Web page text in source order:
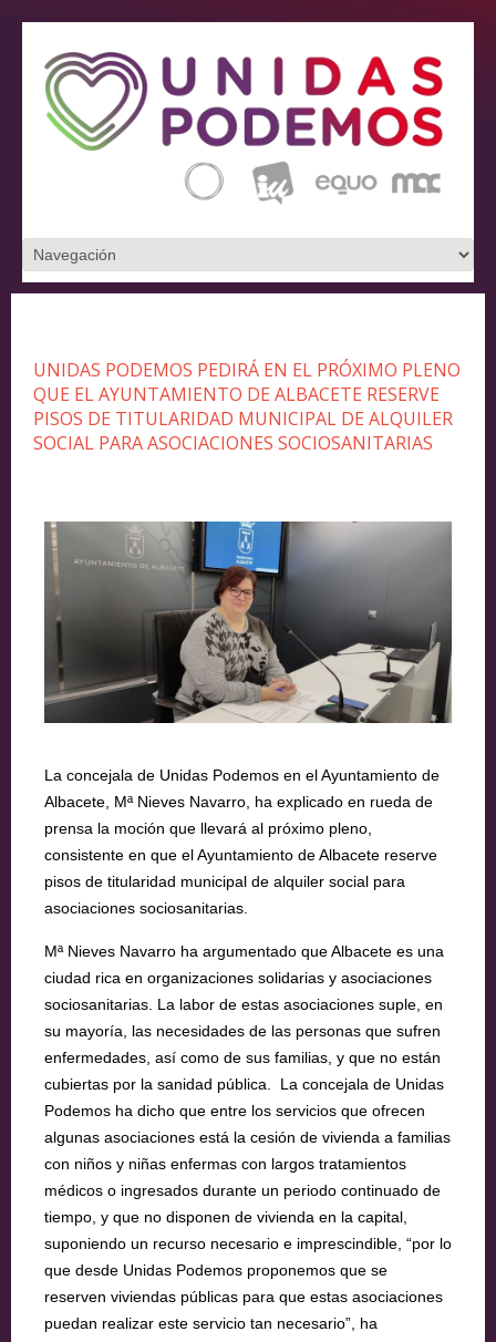
UNIDAS PODEMOS PEDIRÁ EN EL PRÓXIMO PLENO
QUE EL AYUNTAMIENTO DE ALBACETE RESERVE
PISOS DE TITULARIDAD MUNICIPAL DE ALQUILER
SOCIAL PARA ASOCIACIONES SOCIOSANITARIAS
La concejala de Unidas Podemos en el Ayuntamiento de
Albacete, Mª Nieves Navarro, ha explicado en rueda de
prensa la moción que llevará al próximo pleno,
consistente en que el Ayuntamiento de Albacete reserve
pisos de titularidad municipal de alquiler social para
asociaciones sociosanitarias.
Mª Nieves Navarro ha argumentado que Albacete es una
ciudad rica en organizaciones solidarias y asociaciones
sociosanitarias. La labor de estas asociaciones suple, en
su mayoría, las necesidades de las personas que sufren
enfermedades, así como de sus familias, y que no están
cubiertas por la sanidad pública. La concejala de Unidas
Podemos ha dicho que entre los servicios que ofrecen
algunas asociaciones está la cesión de vivienda a familias
con niños y niñas enfermas con largos tratamientos
médicos o ingresados durante un periodo continuado de
tiempo, y que no disponen de vivienda en la capital,
suponiendo un recurso necesario e imprescindible, “por lo
que desde Unidas Podemos proponemos que se
reserven viviendas públicas para que estas asociaciones
puedan realizar este servicio tan necesario”, ha